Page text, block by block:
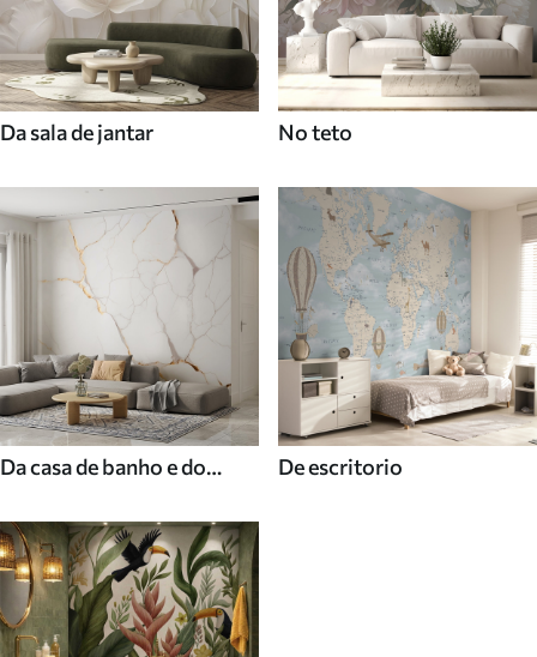
Da sala de jantar No teto
Da casa de banho e do
De escritorio